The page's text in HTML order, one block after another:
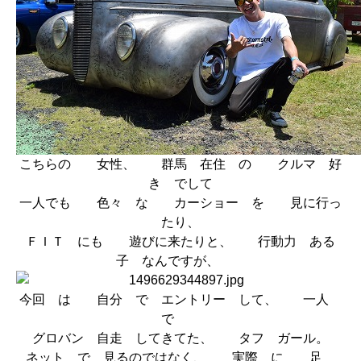
こちらの 女性、 群馬 在住 の クルマ 好
き でして
一人でも 色々 な カーショー を 見に行っ
たり、
ＦＩＴ にも 遊びに来たりと、 行動力 ある
子 なんですが、
今回 は 自分 で エントリー して、 一人
で
グロバン 自走 してきてた、 タフ ガール。
ネット で 見るのではなく、 実際 に 足